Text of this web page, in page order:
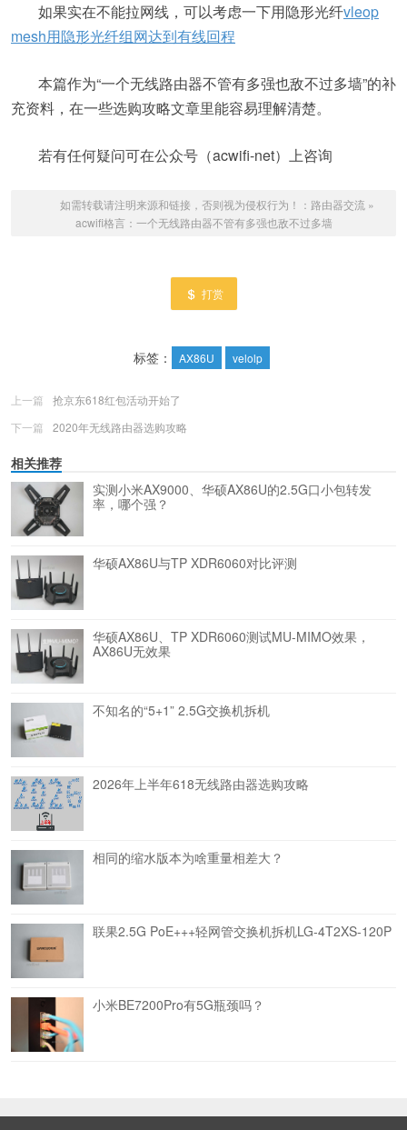
如果实在不能拉网线，可以考虑一下用隐形光纤vleop
mesh用隐形光纤组网达到有线回程
本篇作为“一个无线路由器不管有多强也敌不过多墙”的补
充资料，在一些选购攻略文章里能容易理解清楚。
若有任何疑问可在公众号（acwifi-net）上咨询
如需转载请注明来源和链接，否则视为侵权行为！： 路由器交流 »
acwifi格言：一个无线路由器不管有多强也敌不过多墙
打赏
标签： AX86U velolp
上一篇
抢京东618红包活动开始了
下一篇
2020年无线路由器选购攻略
相关推荐
实测小米AX9000、华硕AX86U的2.5G口小包转发
率，哪个强？
华硕AX86U与TP XDR6060对比评测
华硕AX86U、TP XDR6060测试MU-MIMO效果，
AX86U无效果
不知名的“5+1” 2.5G交换机拆机
2026年上半年618无线路由器选购攻略
相同的缩水版本为啥重量相差大？
联果2.5G PoE+++轻网管交换机拆机LG-4T2XS-120P
小米BE7200Pro有5G瓶颈吗？